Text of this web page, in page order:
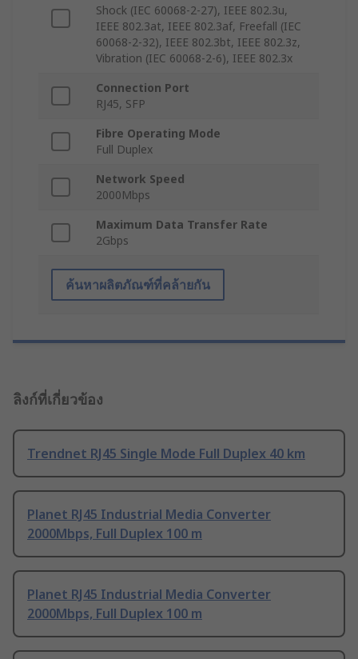
Shock (IEC 60068-2-27), IEEE 802.3u,
IEEE 802.3at, IEEE 802.3af, Freefall (IEC
60068-2-32), IEEE 802.3bt, IEEE 802.3z,
Vibration (IEC 60068-2-6), IEEE 802.3x
Connection Port
RJ45, SFP
Fibre Operating Mode
Full Duplex
Network Speed
2000Mbps
Maximum Data Transfer Rate
2Gbps
ค้นหาผลิตภัณฑ์ที่คล้ายกัน
ลิงก์ที่เกี่ยวข้อง
Trendnet RJ45 Single Mode Full Duplex 40 km
Planet RJ45 Industrial Media Converter
2000Mbps, Full Duplex 100 m
Planet RJ45 Industrial Media Converter
2000Mbps, Full Duplex 100 m